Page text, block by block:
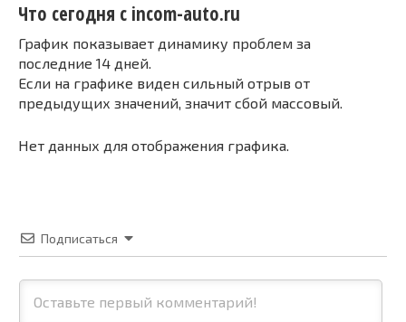
Что сегодня с incom-auto.ru
График показывает динамику проблем за
последние 14 дней.
Если на графике виден сильный отрыв от
предыдущих значений, значит сбой массовый.
Нет данных для отображения графика.
Подписаться